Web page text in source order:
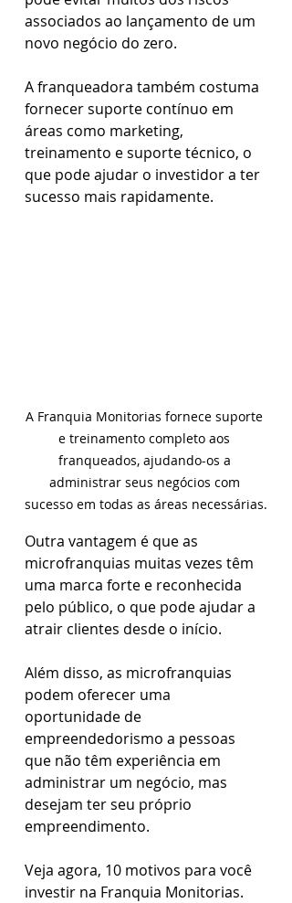
associados ao lançamento de um
novo negócio do zero.
A franqueadora também costuma
fornecer suporte contínuo em
áreas como marketing,
treinamento e suporte técnico, o
que pode ajudar o investidor a ter
sucesso mais rapidamente.
A Franquia Monitorias fornece suporte
e treinamento completo aos
franqueados, ajudando-os a
administrar seus negócios com
sucesso em todas as áreas necessárias.
Outra vantagem é que as
microfranquias muitas vezes têm
uma marca forte e reconhecida
pelo público, o que pode ajudar a
atrair clientes desde o início.
Além disso, as microfranquias
podem oferecer uma
oportunidade de
empreendedorismo a pessoas
que não têm experiência em
administrar um negócio, mas
desejam ter seu próprio
empreendimento.
Veja agora, 10 motivos para você
investir na Franquia Monitorias.